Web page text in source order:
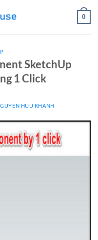
0
SketchUp
1 Click
HUU KHANH